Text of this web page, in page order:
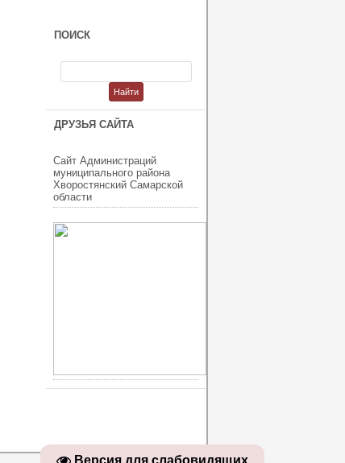
Версия для слабовидящих
ПОИСК
ДРУЗЬЯ САЙТА
Сайт Администраций
муниципального района
Хворостянский Самарской
области